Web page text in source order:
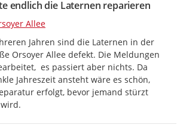
endlich die Laternen reparieren
Allee
Jahren sind die Laternen in der
Orsoyer Allee defekt. Die Meldungen
es passiert aber nichts. Da
Jahreszeit ansteht wäre es schön,
erfolgt, bevor jemand stürzt